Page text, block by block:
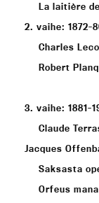
La laitière
2. vaihe: 1872-
Charles
Robert
3. vaihe: 1881-
Claude
Jacques
Saksasta
Orfeus